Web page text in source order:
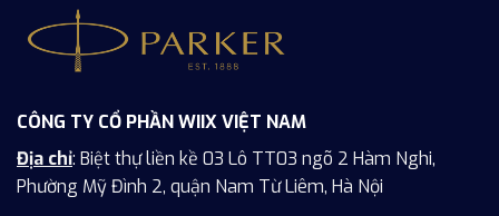
CÔNG TY CỔ PHẦN WIIX VIỆT NAM
Địa chỉ: Biệt thự liền kề 03 Lô TT03 ngõ 2 Hàm Nghi,
Phường Mỹ Đình 2, quận Nam Từ Liêm, Hà Nội